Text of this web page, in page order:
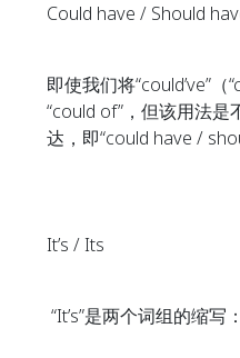
Could have / Should
即使我们将“could’ve”
“could of”，但该用法
达，即“could have /
It’s / Its
“It’s”是两个词组的缩写：